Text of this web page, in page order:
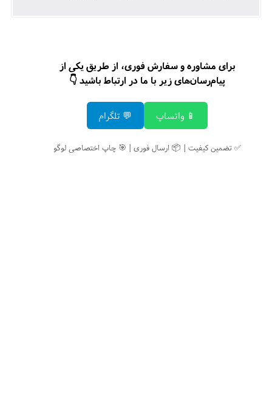
برای مشاوره و سفارش فوری، از طریق یکی از
پیام‌رسان‌های زیر با ما در ارتباط باشید 👇
📱 واتساپ 💬 تلگرام
✅ تضمین کیفیت | 📦 ارسال فوری | 🎯 چاپ اختصاصی لوگو